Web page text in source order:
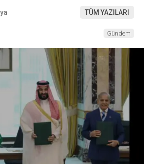
TÜM YAZILARI
Gündem